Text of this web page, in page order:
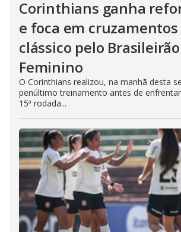
Corinthians ganha
e foca em
clássico pelo Brasileirão
Feminino
O Corinthians realizou, na manhã desta
penúltimo treinamento antes de
15ª rodada...